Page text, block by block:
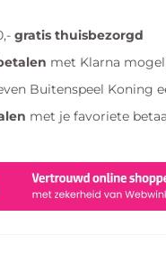
gratis thuisbezorgd
met Klarna
Buitenspeel Koning
met je favoriete